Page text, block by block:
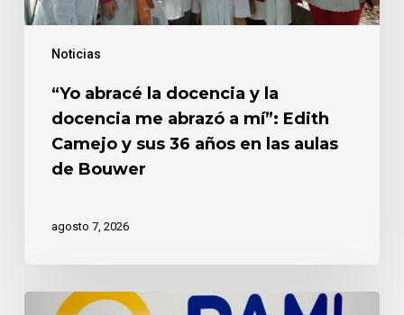
Noticias
mí”:
Camejo
años
“Yo abracé la docencia y la
docencia me abrazó a mí”: Edith
Camejo y sus 36 años en las aulas
de Bouwer
agosto 7, 2026